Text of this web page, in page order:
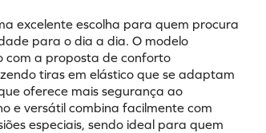
excelente escolha para quem procura
para o dia a dia. O modelo
com a proposta de conforto
tiras em elástico que se adaptam
oferece mais segurança ao
e versátil combina facilmente com
especiais, sendo ideal para quem